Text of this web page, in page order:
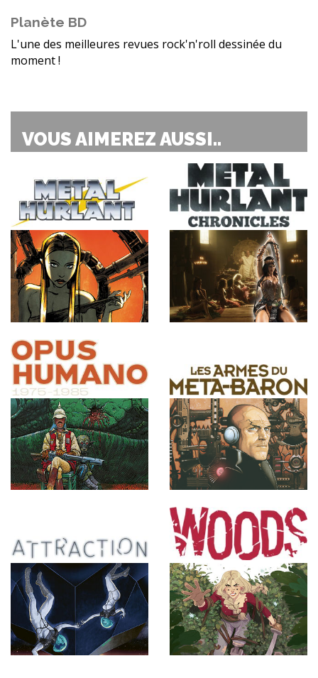
Planète BD
L'une des meilleures revues rock'n'roll dessinée du
moment !
VOUS AIMEREZ AUSSI..